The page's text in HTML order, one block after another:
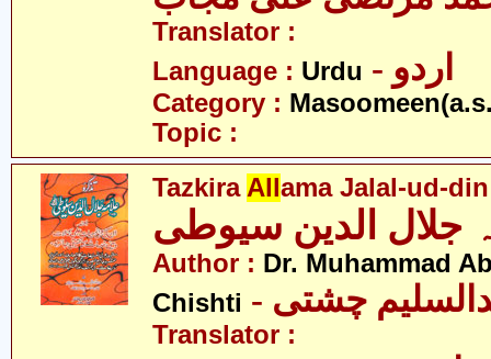
Translator :
Language : Urdu - اردو
Category :
Topic :
Tazkira Allama Jalal-ud-
Author : Dr. Muhammad
Chishti
چشتی
Translator :